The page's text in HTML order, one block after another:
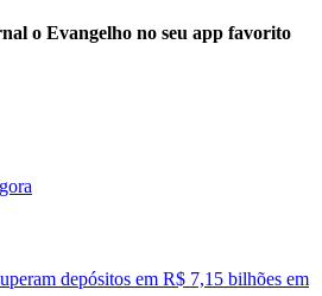
o Evangelho no seu app favorito